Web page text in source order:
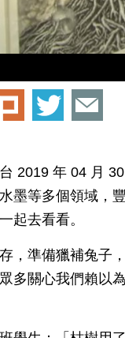
台 2019 年 04 月
墨等多個領域，
起去看看。
，準備獵補兔子
多關心我們賴以